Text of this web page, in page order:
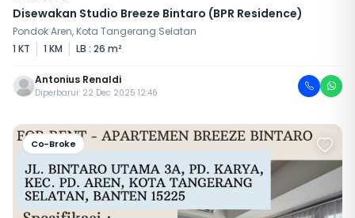
Disewakan Studio Breeze Bintaro (BPR Residence)
Pondok Aren, Kota Tangerang Selatan
1 KT
1 KM LB : 26 m²
Antonius Renaldi
Diperbarui: 22 Dec 2025 12:46
Co-Broke